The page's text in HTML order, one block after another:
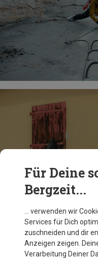
Für Deine
Bergzeit...
… verwenden wir
Services für Dich
zuschneiden und dir
Anzeigen zeigen.
Verarbeitung Deiner